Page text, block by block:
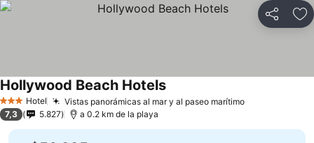
Compartir
3 Estrellas
Hotel Vistas panorámicas al mar y al paseo marítimo
Hollywood Beach Hotels
7,3 5.827 a 0.2 km de la playa